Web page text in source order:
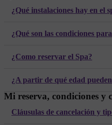
¿Qué instalaciones hay en el
¿Qué son las condiciones
¿Como reservar el Spa?
¿A partir de qué edad
Mi reserva, condiciones y
Cláusulas de cancelación y